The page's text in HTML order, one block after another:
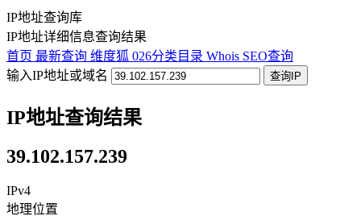
IP地址查询库
IP地址详细信息查询结果
首页 最新查询 维度狐 026分类目录 Whois SEO查询
输入IP地址或域名
查询IP
IP地址查询结果
39.102.157.239
IPv4
地理位置